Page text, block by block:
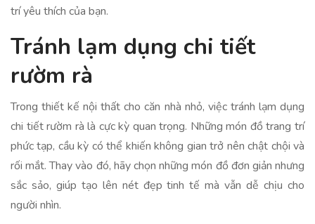
trí yêu thích của bạn.
Tránh lạm dụng chi tiết
rườm rà
Trong thiết kế nội thất cho căn nhà nhỏ, việc tránh lạm dụng
chi tiết rườm rà là cực kỳ quan trọng. Những món đồ trang trí
phức tạp, cầu kỳ có thể khiến không gian trở nên chật chội và
rối mắt. Thay vào đó, hãy chọn những món đồ đơn giản nhưng
sắc sảo, giúp tạo lên nét đẹp tinh tế mà vẫn dễ chịu cho
người nhìn.